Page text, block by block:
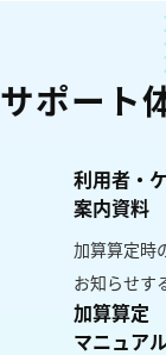
サポート
利用者・
案内資料
加算算定時
お知らせす
加算算定
マニュア